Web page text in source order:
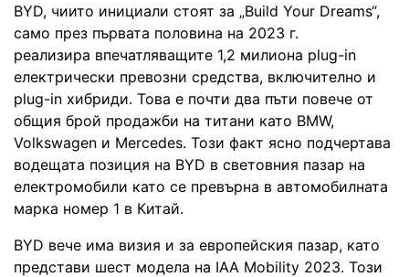
BYD, чиито инициали стоят за „Build Your Dreams“,
само през първата половина на 2023 г.
реализира впечатляващите 1,2 милиона plug-in
електрически превозни средства, включително и
plug-in хибриди. Това е почти два пъти повече от
общия брой продажби на титани като BMW,
Volkswagen и Mercedes. Този факт ясно подчертава
водещата позиция на BYD в световния пазар на
електромобили като се превърна в автомобилната
марка номер 1 в Китай.
BYD вече има визия и за европейския пазар, като
представи шест модела на IAA Mobility 2023. Този